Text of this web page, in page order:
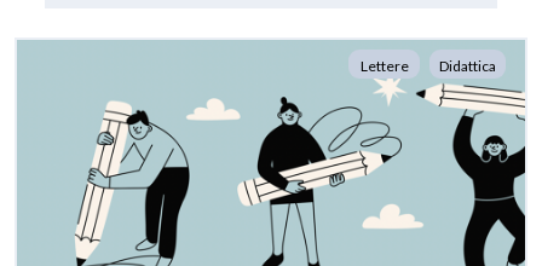
Lettere Didattica